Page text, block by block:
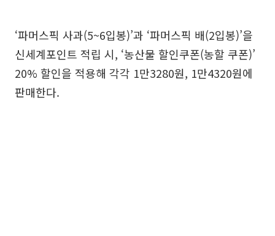
‘파머스픽 사과(5~6입봉)’과 ‘파머스픽 배(2입봉)’을
신세계포인트 적립 시, ‘농산물 할인쿠폰(농할 쿠폰)’
20% 할인을 적용해 각각 1만3280원, 1만4320원에
판매한다.